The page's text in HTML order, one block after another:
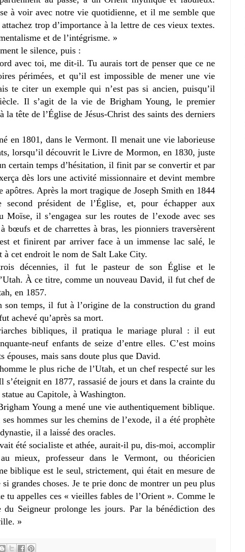
à voir avec notre vie quotidienne, et il me semble que
trop d’importance à la lettre de ces vieux textes.
et de l’intégrisme. »
le silence, puis :
avec toi, me dit-il. Tu aurais tort de penser que ce ne
périmées, et qu’il est impossible de mener une vie
te citer un exemple qui n’est pas si ancien, puisqu’il
Il s’agit de la vie de Brigham Young, le premier
la tête de l’Église de Jésus-Christ des saints des derniers
en 1801, dans le Vermont. Il menait une vie laborieuse
lorsqu’il découvrit le Livre de Mormon, en 1830, juste
certain temps d’hésitation, il finit par se convertir et par
dès lors une activité missionnaire et devint membre
apôtres. Après la mort tragique de Joseph Smith en 1844
président de l’Église, et, pour échapper aux
Moïse, il s’engagea sur les routes de l’exode avec ses
bœufs et de charrettes à bras, les pionniers traversèrent
et finirent par arriver face à un immense lac salé, le
cet endroit le nom de Salt Lake City.
décennies, il fut le pasteur de son Église et le
À ce titre, comme un nouveau David, il fut chef de
en 1857.
son temps, il fut à l’origine de la construction du grand
achevé qu’après sa mort.
bibliques, il pratiqua le mariage plural : il eut
neuf enfants de seize d’entre elles. C’est moins
épouses, mais sans doute plus que David.
le plus riche de l’Utah, et un chef respecté sur les
en 1877, rassasié de jours et dans la crainte du
au Capitole, à Washington.
Young a mené une vie authentiquement biblique.
hommes sur les chemins de l’exode, il a été prophète
il a laissé des oracles.
été socialiste et athée, aurait-il pu, dis-moi, accomplir
mieux, professeur dans le Vermont, ou théoricien
biblique est le seul, strictement, qui était en mesure de
grandes choses. Je te prie donc de montrer un peu plus
tu appelles ces « vieilles fables de l’Orient ». Comme le
Seigneur prolonge les jours. Par la bénédiction des
»